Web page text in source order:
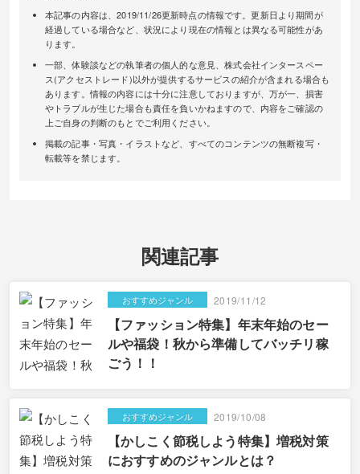
本記事の内容は、2019/11/26更新時点の情報です。更新日より期間が
経過している場合など、状況により現在の情報とは異なる可能性があ
ります。
一部、体験談などの執筆者の個人的な意見、株式会社インタースペー
ス(アクセストレード)以外が提供するサービスの紹介が含まれる場合も
あります。情報の内容には十分に注意しておりますが、万が一、損害
やトラブルが生じた場合も責任を負いかねますので、内容をご確認の
上ご自身の判断のもとでご利用ください。
掲載の記事・写真・イラストなど、すべてのコンテンツの無断複写・
転載等を禁じます。
関連記事
おすすめジャンル 2019/11/12
【ファッション特集】年末年始のセー
ルや福袋！秋から準備してバッチリ稼
ごう！！
おすすめジャンル 2019/10/08
【かしこく節税しよう特集】増税対策
におすすめのジャンルとは？